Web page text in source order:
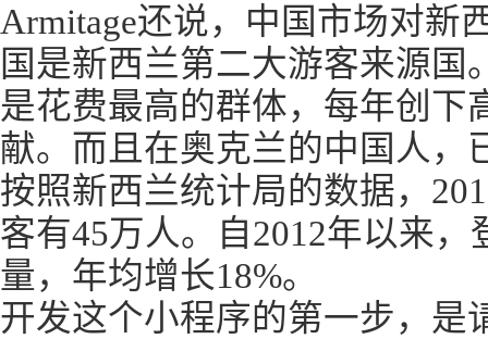
Armitage还说，中国市场对新
国是新西兰第二大游客来源国
是花费最高的群体，每年创下
献。而且在奥克兰的中国人，
按照新西兰统计局的数据，
客有45万人。自2012年以来
量，年均增长18%。
开发这个小程序的第一步，是